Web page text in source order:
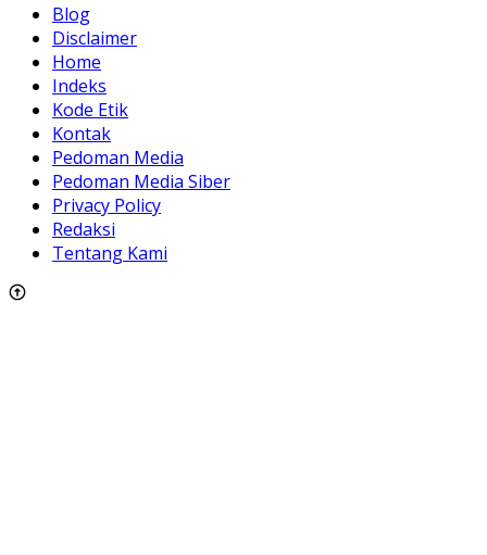
Blog
Disclaimer
Home
Indeks
Kode Etik
Kontak
Pedoman Media
Pedoman Media Siber
Privacy Policy
Redaksi
Tentang Kami